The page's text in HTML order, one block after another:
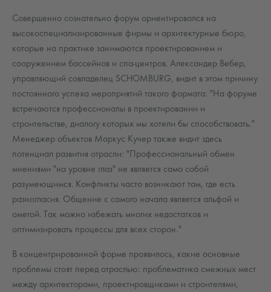
Совершенно сознательно форум ориентировался на
высокоспециализированные фирмы и архитектурные бюро,
которые на практике занимаются проектированием и
сооружением бассейнов и спа-центров. Александер Вебер,
управляющий совладелец SCHOMBURG, видит в этом причину
постоянного успеха мероприятий такого формата: "На форуме
встречаются профессионалы в проектировании и
строительстве, диалогу которых мы хотели бы способствовать."
Менеджер объектов Маркус Кучер также видит здесь
потенциал развития отрасли: "Профессиональный обмен
мнениями "на уровне глаз" не является само собой
разумеющимся. Конфликты часто возникают там, где есть
разногласия. Общение с самого начала является альфой и
омегой. Так можно избежать многих недостатков и
оптимизировать процессы для всех сторон."
В концентрированной форме проявилось, какие основные
проблемы стоят перед отраслью: проблематика смежных мест
между архитекторами, проектировщиками и строителями,